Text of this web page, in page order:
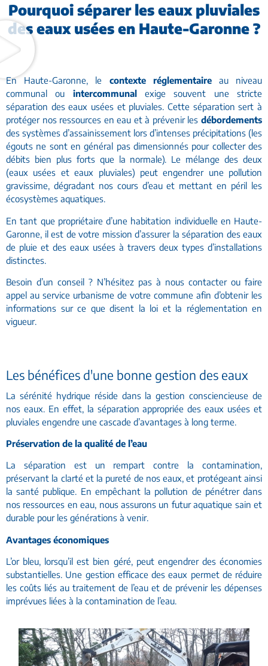
Pourquoi séparer les eaux pluviales
des eaux usées en Haute-Garonne ?
En Haute-Garonne, le contexte réglementaireau niveau
communal ou intercommunal
exige souvent une stricte
séparation des eaux usées et pluviales. Cette séparation sert à
protéger nos ressources en eau et à prévenir les débordements
des systèmes d’assainissement lors d’intenses précipitations (les
égouts ne sont en général pas dimensionnés pour collecter des
débits bien plus forts que la normale). Le mélange des deux
(eaux usées et eaux pluviales) peut engendrer une pollution
gravissime, dégradant nos cours d’eau et mettant en péril les
écosystèmes aquatiques.
En tant que propriétaire d’une habitation individuelle en Haute-
Garonne, il est de votre mission d’assurer la séparation des eaux
de pluie et des eaux usées à travers deux types d’installations
distinctes.
Besoin d’un conseil ? N’hésitez pas à nous contacter ou faire
appel au service urbanisme de votre commune afin d’obtenir les
informations sur ce que disent la loi et la réglementation en
vigueur.
Les bénéfices d'une bonne gestion des eaux
La sérénité hydrique réside dans la gestion consciencieuse de
nos eaux. En effet, la séparation appropriée des eaux usées et
pluviales engendre une cascade d’avantages à long terme.
Préservation de la qualité de l’eau
La séparation est un rempart contre la contamination,
préservant la clarté et la pureté de nos eaux, et protégeant ainsi
la santé publique. En empêchant la pollution de pénétrer dans
nos ressources en eau, nous assurons un futur aquatique sain et
durable pour les générations à venir.
Avantages économiques
L’or bleu, lorsqu’il est bien géré, peut engendrer des économies
substantielles. Une gestion efficace des eaux permet de réduire
les coûts liés au traitement de l’eau et de prévenir les dépenses
imprévues liées à la contamination de l’eau.